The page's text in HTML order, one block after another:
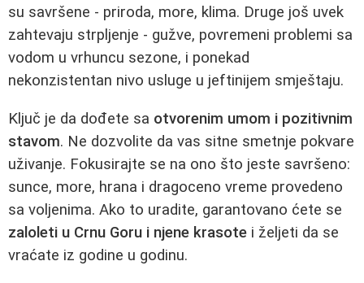
su savršene - priroda, more, klima. Druge još uvek
zahtevaju strpljenje - gužve, povremeni problemi sa
vodom u vrhuncu sezone, i ponekad
nekonzistentan nivo usluge u jeftinijem smještaju.
Ključ je da dođete sa otvorenim umom i pozitivnim
stavom. Ne dozvolite da vas sitne smetnje pokvare
uživanje. Fokusirajte se na ono što jeste savršeno:
sunce, more, hrana i dragoceno vreme provedeno
sa voljenima. Ako to uradite, garantovano ćete se
zaloleti u Crnu Goru i njenе krasotе i željeti da se
vraćate iz godine u godinu.